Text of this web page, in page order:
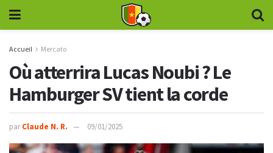
Accueil Mercato
Où atterrira Lucas Noubi ? Le
Hamburger SV tient la corde
par Claude N. R. 09/01/2025